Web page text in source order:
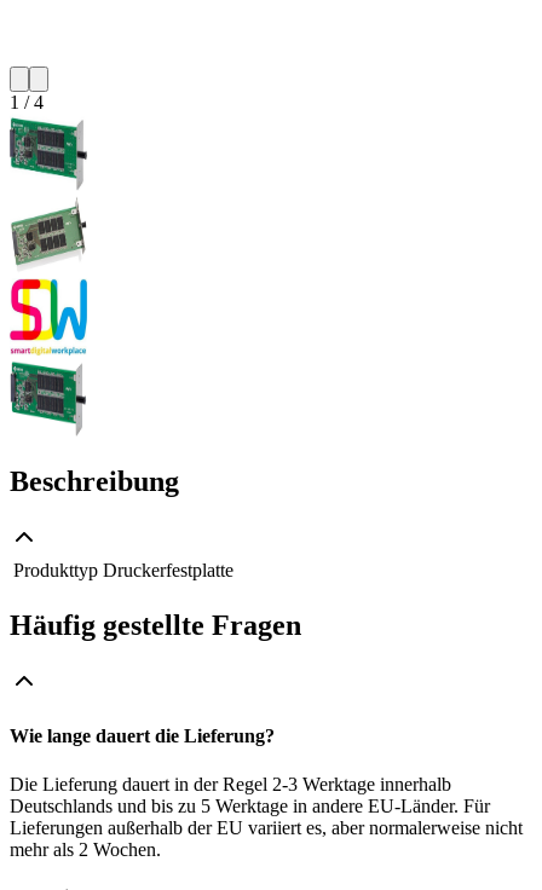
1 /4
Beschreibung
Produkttyp Druckerfestplatte
Häufig gestellte Fragen
Wie lange dauert die Lieferung?
Die Lieferung dauert in der Regel 2-3 Werktage innerhalb
Deutschlands und bis zu 5 Werktage in andere EU-Länder. Für
Lieferungen außerhalb der EU variiert es, aber normalerweise nicht
mehr als 2 Wochen.